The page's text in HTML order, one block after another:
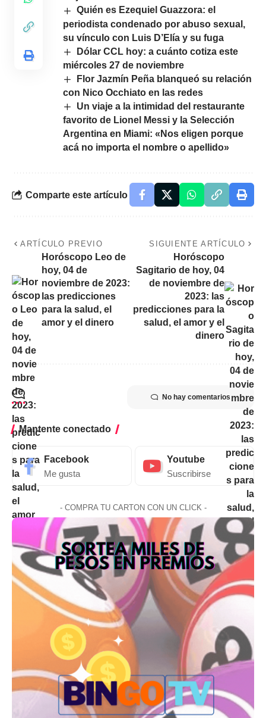
Quién es Ezequiel Guazzora: el
periodista condenado por abuso sexual,
su vínculo con Luis D’Elía y su fuga
Dólar CCL hoy: a cuánto cotiza este
miércoles 27 de noviembre
Flor Jazmín Peña blanqueó su relación
con Nico Occhiato en las redes
Un viaje a la intimidad del restaurante
favorito de Lionel Messi y la Selección
Argentina en Miami: «Nos eligen porque
acá no importa el nombre o apellido»
Comparte este artículo
ARTÍCULO PREVIO
Horóscopo Leo de
hoy, 04 de
noviembre de 2023:
las predicciones
para la salud, el
amor y el dinero
SIGUIENTE ARTÍCULO
Horóscopo
Sagitario de hoy, 04
de noviembre de
2023: las
predicciones para la
salud, el amor y el
dinero
No hay comentarios
Mantente conectado
Facebook
Me gusta
Youtube
Suscribirse
- COMPRA TU CARTON CON UN CLICK -